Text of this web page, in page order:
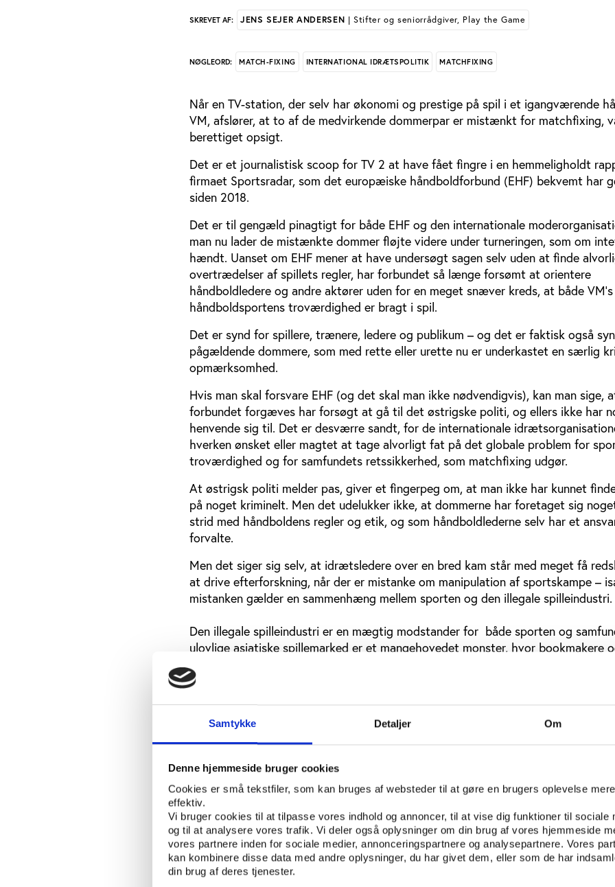
Samtykke Detaljer Om
Denne hjemmeside bruger cookies
Cookies er små tekstfiler, som kan bruges af websteder til at gøre en brugers oplevelse mere
effektiv.
Vi bruger cookies til at tilpasse vores indhold og annoncer, til at vise dig funktioner til sociale
og til at analysere vores trafik. Vi deler også oplysninger om din brug af vores hjemmeside
vores partnere inden for sociale medier, annonceringspartnere og analysepartnere. Vores
kan kombinere disse data med andre oplysninger, du har givet dem, eller som de har
din brug af deres tjenester.
SKREVET AF: JENS SEJER ANDERSEN | Stifter og seniorrådgiver, Play the Game
NØGLEORD: MATCH-FIXING INTERNATIONAL IDRÆTSPOLITIK MATCHFIXING
Når en TV-station, der selv har økonomi og prestige på spil i et igangværende
VM, afslører, at to af de medvirkende dommerpar er mistænkt for matchfixing,
berettiget opsigt.
Det er et journalistisk scoop for TV 2 at have fået fingre i en hemmeligholdt
firmaet Sportsradar, som det europæiske håndboldforbund (EHF) bekvemt har
siden 2018.
Det er til gengæld pinagtigt for både EHF og den internationale
man nu lader de mistænkte dommer fløjte videre under turneringen, som om
hændt. Uanset om EHF mener at have undersøgt sagen selv uden at finde
overtrædelser af spillets regler, har forbundet så længe forsømt at orientere
håndboldledere og andre aktører uden for en meget snæver kreds, at både
håndboldsportens troværdighed er bragt i spil.
Det er synd for spillere, trænere, ledere og publikum – og det er faktisk også
pågældende dommere, som med rette eller urette nu er underkastet en særlig
opmærksomhed.
Hvis man skal forsvare EHF (og det skal man ikke nødvendigvis), kan man sige,
forbundet forgæves har forsøgt at gå til det østrigske politi, og ellers ikke har
henvende sig til. Det er desværre sandt, for de internationale
hverken ønsket eller magtet at tage alvorligt fat på det globale problem for
troværdighed og for samfundets retssikkerhed, som matchfixing udgør.
At østrigsk politi melder pas, giver et fingerpeg om, at man ikke har kunnet
på noget kriminelt. Men det udelukker ikke, at dommerne har foretaget sig
strid med håndboldens regler og etik, og som håndboldlederne selv har et
forvalte.
Men det siger sig selv, at idrætsledere over en bred kam står med meget få
at drive efterforskning, når der er mistanke om manipulation af sportskampe –
mistanken gælder en sammenhæng mellem sporten og den illegale spilleindustri.
Den illegale spilleindustri er en mægtig modstander for både sporten og
ulovlige asiatiske spillemarked er et mangehovedet monster, hvor bookmakere
milliarder kroner – uden nogen form for effektivt tilsyn fra myndighederne.
Et enkelt eksempel: Kina anses for at være et af verdens største spillemarkeder,
spil er strengt forbudt og myndighederne af og til viser tænder og arresterer
bookmakere og håndlangere.
Via internettet når de illegale bookmakere et globalt publikum, der kan spille på
hvilken som helst begivenhed under en sportsbegivenhed. Udover slutresultatet
i håndbold være målforskel, samlet antal mål, antal straffekast, udvisninger med
der sker som bekendt rigtig mange ting i løbet af en håndboldkamps 60
Det er altid svært at føre bevis i sager om international kriminalitet, og man kan
forvente at en dygtig håndboldleder også har talent for at være sportens svar på
Poirot.